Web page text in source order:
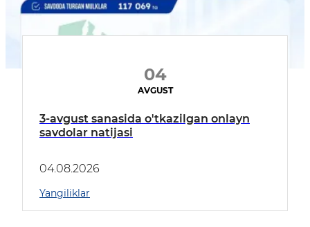
04
AVGUST
3-avgust sanasida o'tkazilgan onlayn
savdolar natijasi
04.08.2026
Yangiliklar